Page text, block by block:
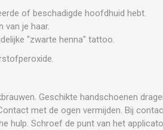
of beschadigde hoofdhuid hebt.
van je haar.
"zwarte henna" tattoo.
Geschikte handschoenen
met de ogen vermijden. Bij
hulp. Schroef de punt van het